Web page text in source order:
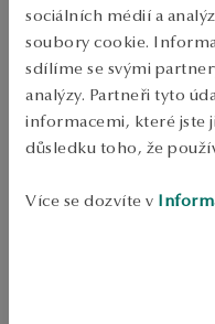
sociálních médií a
soubory cookie.
sdílíme se svými
analýzy. Partneři tyto
informacemi, které jste
důsledku toho, že
Více se dozvíte v
Kolekce Flow
Pluji vlastním